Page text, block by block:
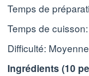
Temps de
Temps de cuisson:
Difficulté: Moyenne
Ingrédients (10